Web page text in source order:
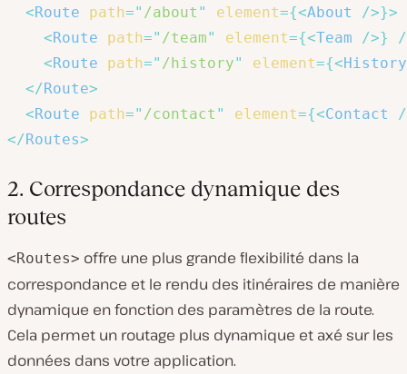
<Route path=" /about " element={<About />}>
<Route path=" /team" element={<Team />}
<Route path=" /history" element={<History
</Route>
<Route path=" /contact " element={<Contact
</Routes>
2. Correspondance dynamique des
routes
<Routes> offre une plus grande flexibilité dans la
correspondance et le rendu des itinéraires de manière
dynamique en fonction des paramètres de la route.
Cela permet un routage plus dynamique et axé sur les
données dans votre application.